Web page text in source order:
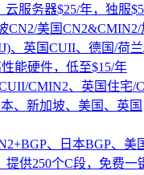
服务器$25/年，独服
CN2/美国
、英国CUII、德国/荷
能硬件，低至$15/年
CMIN2、英国住宅/
、新加坡、美国、英国
、日本BGP、美
提供250个C段，免费一